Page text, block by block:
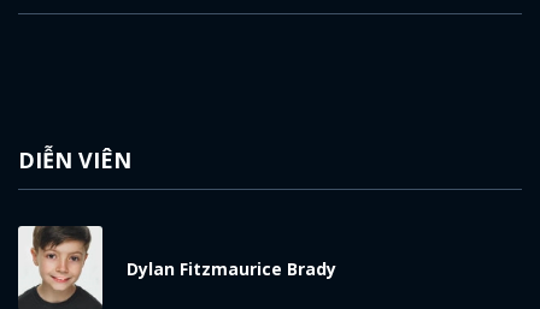
DIỄN VIÊN
Dylan Fitzmaurice Brady